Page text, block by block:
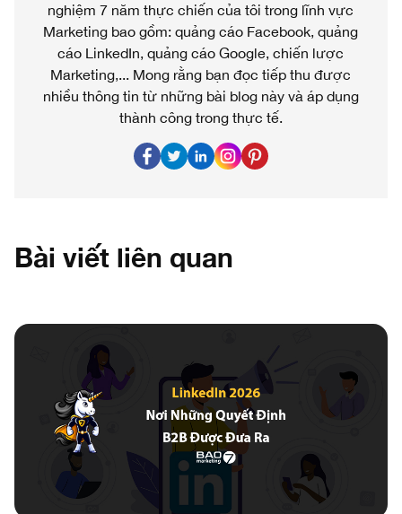
nghiệm 7 năm thực chiến của tôi trong lĩnh vực
Marketing bao gồm: quảng cáo Facebook, quảng
cáo LinkedIn, quảng cáo Google, chiến lược
Marketing,... Mong rằng bạn đọc tiếp thu được
nhiều thông tin từ những bài blog này và áp dụng
thành công trong thực tế.
Bài viết liên quan